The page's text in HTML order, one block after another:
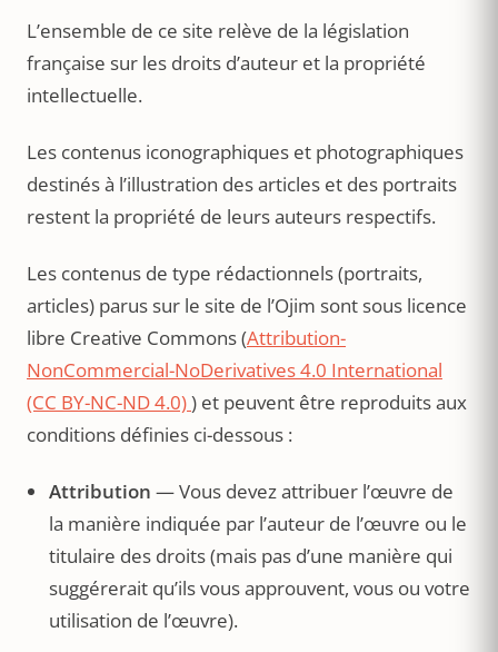
L’ensemble de ce site relève de la législation
française sur les droits d’auteur et la propriété
intellectuelle.
Les contenus iconographiques et photographiques
destinés à l’illustration des articles et des portraits
restent la propriété de leurs auteurs respectifs.
Les contenus de type rédactionnels (portraits,
articles) parus sur le site de l’Ojim sont sous licence
libre Creative Commons (Attribution-
NonCommercial-NoDerivatives 4.0 International
(CC BY-NC-ND 4.0)) et peuvent être reproduits aux
conditions définies ci-dessous :
Attribution — Vous devez attribuer l’œuvre de
la manière indiquée par l’auteur de l’œuvre ou le
titulaire des droits (mais pas d’une manière qui
suggérerait qu’ils vous approuvent, vous ou votre
utilisation de l’œuvre).